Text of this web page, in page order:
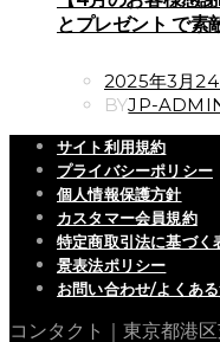
とプレゼント で素
POSTED
ON
2025年3月24
BYJP-
サイト利用規約
プライバシーポリシー
個人情報保護方針
カスタマー会員規約
特定商取引法に基づく
景表法ポリシー
お問い合わせ/よくあ
コンタクト｜東京都港